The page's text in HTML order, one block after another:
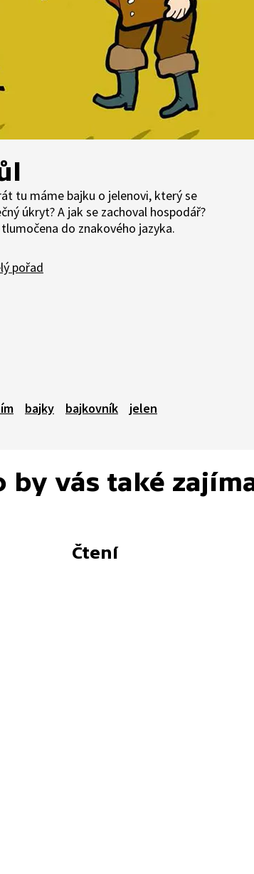
tu máme bajku o jelenovi, který se
úkryt? A jak se zachoval hospodář?
do znakového jazyka.
pořad
bajky bajkovník jelen
by vás také
Čtení